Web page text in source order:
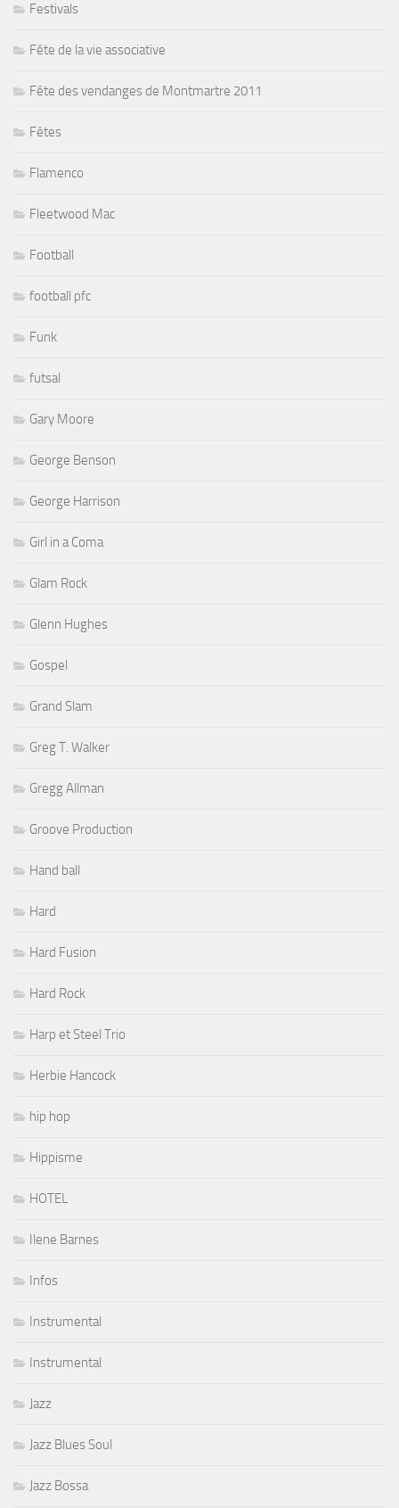
Festivals
Fête de la vie associative
Fête des vendanges de Montmartre 2011
Fêtes
Flamenco
Fleetwood Mac
Football
football pfc
Funk
futsal
Gary Moore
George Benson
George Harrison
Girl in a Coma
Glam Rock
Glenn Hughes
Gospel
Grand Slam
Greg T. Walker
Gregg Allman
Groove Production
Hand ball
Hard
Hard Fusion
Hard Rock
Harp et Steel Trio
Herbie Hancock
hip hop
Hippisme
HOTEL
Ilene Barnes
Infos
Instrumental
Instrumental
Jazz
Jazz Blues Soul
Jazz Bossa